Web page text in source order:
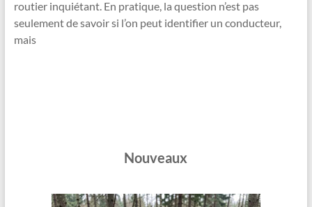
routier inquiétant. En pratique, la question n’est pas
seulement de savoir si l’on peut identifier un conducteur,
mais
Nouveaux